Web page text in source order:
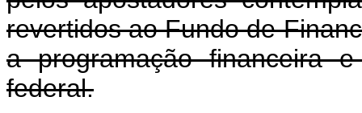
revertidos ao Fundo de
a programação financeira
federal.